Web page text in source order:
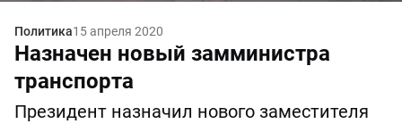
Политика15 апреля 2020
Назначен новый замминистра
транспорта
Президент назначил нового заместителя